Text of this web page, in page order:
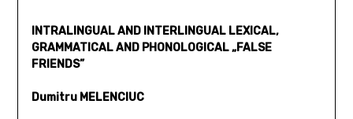
INTRALINGUAL AND INTERLINGUAL LEXICAL,
GRAMMATICAL AND PHONOLOGICAL „FALSE
FRIENDS”
Dumitru MELENCIUC